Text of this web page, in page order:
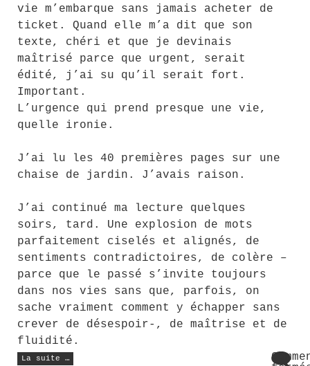
vie m’embarque sans jamais acheter de
ticket. Quand elle m’a dit que son
texte, chéri et que je devinais
maîtrisé parce que urgent, serait
édité, j’ai su qu’il serait fort.
Important.
L’urgence qui prend presque une vie,
quelle ironie.
J’ai lu les 40 premières pages sur une
chaise de jardin. J’avais raison.
J’ai continué ma lecture quelques
soirs, tard. Une explosion de mots
parfaitement ciselés et alignés, de
sentiments contradictoires, de colère –
parce que le passé s’invite toujours
dans nos vies sans que, parfois, on
sache vraiment comment y échapper sans
crever de désespoir-, de maîtrise et de
fluidité.
La suite …
« Rentrée
littéraire